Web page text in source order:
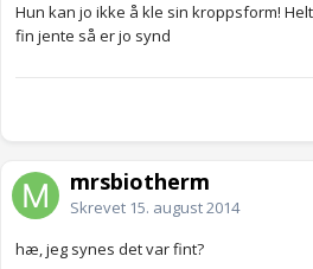
Hun kan jo ikke å kle sin kroppsform!
fin jente så er jo synd
mrsbiotherm
Skrevet 15. august 2014
hæ, jeg synes det var fint?